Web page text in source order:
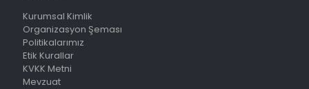
Kurumsal Kimlik
Organizasyon Şeması
Politikalarımız
Etik Kurallar
KVKK Metni
Mevzuat